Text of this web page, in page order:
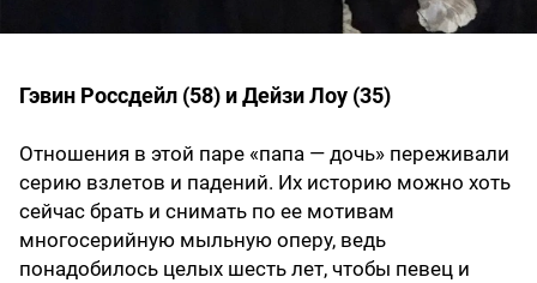
Гэвин Россдейл (58) и Дейзи Лоу (35)
Отношения в этой паре «папа — дочь» переживали
серию взлетов и падений. Их историю можно хоть
сейчас брать и снимать по ее мотивам
многосерийную мыльную оперу, ведь
понадобилось целых шесть лет, чтобы певец и